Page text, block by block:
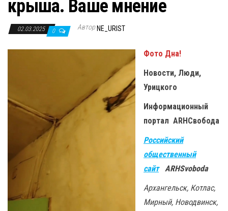
крыша. Ваше мнение
02.03.2025 0 Автор NE_URIST
Фото Дна!
Новости, Люди,
Урицкого
Информационный
портал ARHСвобода
Российский
общественный
сайтARHSvoboda
Архангельск, Котлас,
Мирный, Новодвинск,